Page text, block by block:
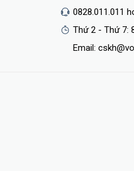
0828.011.011
Thứ 2 - Thứ 7:
Email: